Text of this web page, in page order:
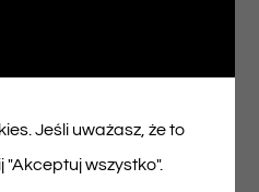
Jeśli uważasz, że to
"Akceptuj wszystko".